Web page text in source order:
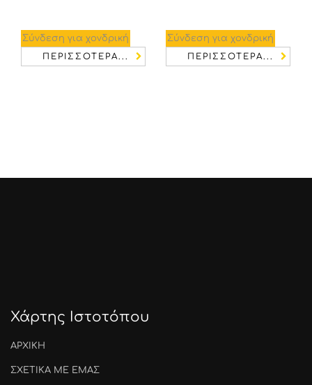
Σύνδεση για χονδρική
ΠΕΡΙΣΣΌΤΕΡΑ...
Σύνδεση για χονδρική
ΠΕΡΙΣΣΌΤΕΡΑ...
Χάρτης Ιστοτόπου
ΑΡΧΙΚΗ
ΣΧΕΤΙΚΑ ΜΕ ΕΜΑΣ